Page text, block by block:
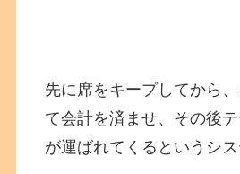
先に席をキープしてから
て会計を済ませ、その後
が運ばれてくるというシス